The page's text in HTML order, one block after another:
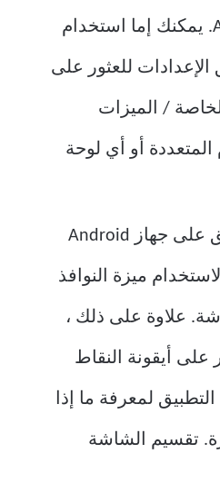
في بعض أجهزة Android. يمكنك إما استخدام
للعثور على
/ الميزات
المتعددة أو أي لوحة
افتح قائمة تبديل التطبيق على جهاز Android
ميزة النوافذ
علاوة على ذلك ،
على أيقونة النقاط
لمعرفة ما إذا
تقسيم الشاشة